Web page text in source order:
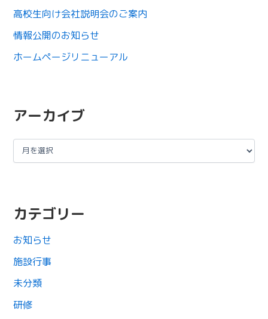
高校生向け会社説明会のご案内
情報公開のお知らせ
ホームページリニューアル
アーカイブ
カテゴリー
お知らせ
施設行事
未分類
研修